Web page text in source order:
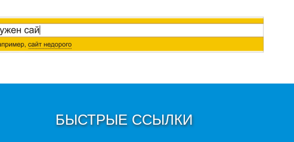
БЫСТРЫЕ ССЫЛКИ